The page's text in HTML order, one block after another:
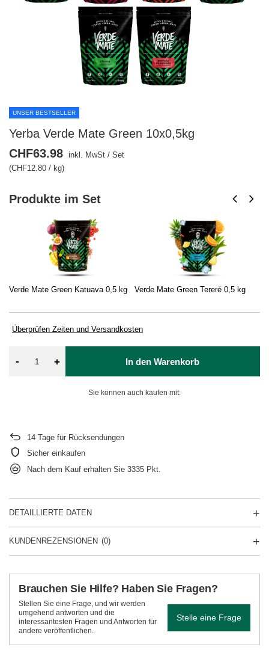
UNSER BESTSELLER
Yerba Verde Mate Green 10x0,5kg
Produkte im Set
Verde Mate Green Katuava 0,5 kg Verde Mate Green Tereré 0,5 kg
Überprüfen Zeiten und Versandkosten
CHF63.98 inkl. MwSt / Set
(CHF12.80 / kg)
- + In den Warenkorb
Sie können auch kaufen mit:
14 Tage für Rücksendungen
Sicher einkaufen
Nach dem Kauf erhalten Sie 3335 Pkt.
DETAILLIERTE DATEN
KUNDENREZENSIONEN (0)
Brauchen Sie Hilfe? Haben Sie Fragen?
Stellen Sie eine Frage, und wir werden
umgehend antworten und die
interessantesten Fragen und Antworten für
andere veröffentlichen.
Stelle eine Frage